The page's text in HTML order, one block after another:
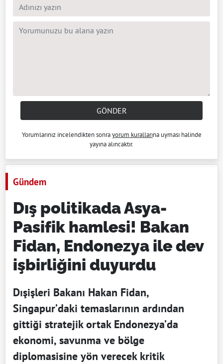
GÖNDER
Yorumlarınız incelendikten sonrayorum kurallarına uyması halinde
yayına alıncaktır.
Gündem
Dış politikada Asya-
Pasifik hamlesi! Bakan
Fidan, Endonezya ile dev
işbirliğini duyurdu
Dışişleri Bakanı Hakan Fidan,
Singapur’daki temaslarının ardından
gittiği stratejik ortak Endonezya’da
ekonomi, savunma ve bölge
diplomasisine yön verecek kritik